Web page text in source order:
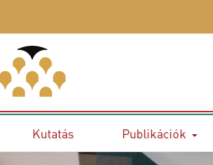
Kutatás Publikációk